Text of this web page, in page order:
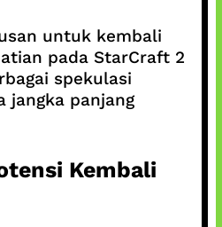
untuk kembali
pada StarCraft 2
spekulasi
jangka panjang
Kembali